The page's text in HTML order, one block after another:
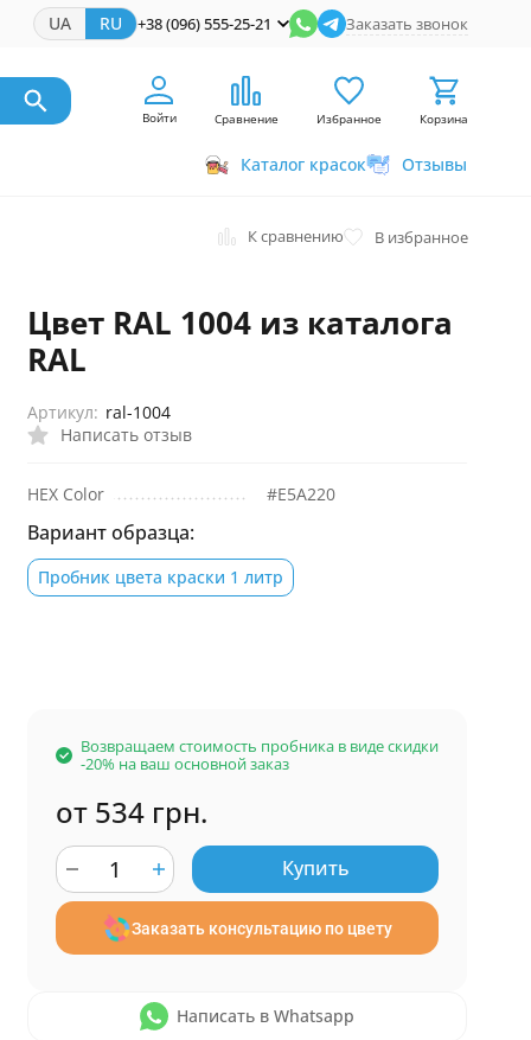
UA RU +38 (096) 555-25-21 Заказать звонок
Войти Сравнение Избранное Корзина
Каталог красок Отзывы
К сравнению В избранное
Цвет RAL 1004 из каталога
RAL
Написать отзыв
Артикул: ral-1004
HEX Color #E5A220
Вариант образца:
Пробник цвета краски 1 литр
Возвращаем стоимость пробника в виде скидки
-20% на ваш основной заказ
от 534 грн.
Купить
Заказать консультацию по цвету
Написать в Whatsapp